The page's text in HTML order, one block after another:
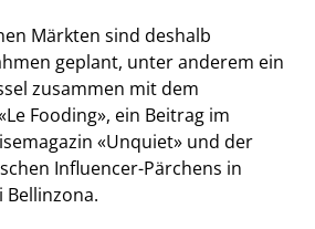
Märkten sind deshalb
geplant, unter anderem ein
zusammen mit dem
Fooding», ein Beitrag im
«Unquiet» und der
Influencer-Pärchens in
Bellinzona.